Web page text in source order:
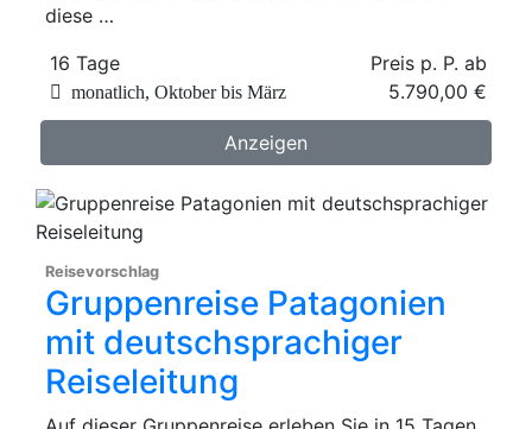
diese …
16 Tage
Preis p. P. ab
5.790,00 €
monatlich, Oktober bis März
Anzeigen
Reisevorschlag
Gruppenreise Patagonien
mit deutschsprachiger
Reiseleitung